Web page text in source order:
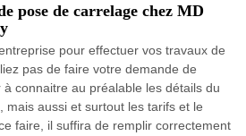
pose de carrelage chez MD
pour effectuer vos travaux de
pas de faire votre demande de
connaitre au préalable les détails du
mais aussi et surtout les tarifs et le
faire, il suffira de remplir correctement